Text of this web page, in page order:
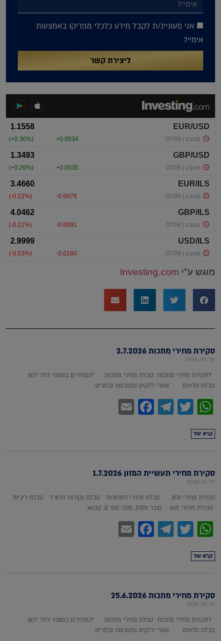
אני מעוניינ/ת לקבל מידע כלכלי מפריקו באמצעות
אימייל
ליצירת קשר
מוגש ע"י Investing.com
סקירת מחירי מתכות 2.7.2026
יולי 20, 2026
לסקירת מחירי מתכות טבלת מחירי מתכות *המחירים במונחי דולר לטון
טבלת מלאים שערי דלקים ומטבעות נבחרים
WhatsApp
Twitter
Telegram
Facebook
קרא עוד
סקירת מחירי תעשיית המזון 1.7.2026
יולי 13, 2026
סקירת מחירי מזון טבלת מחירי הסחורות טבלת נקודות פרוורד טבלת ריביות
סקירת מחירי מזון סוכר מס'5, סוכר מס' 11, קקאו,
WhatsApp
Twitter
Telegram
Facebook
קרא עוד
סקירת מחירי מתכות 25.6.2026
יוני 28, 2026
לסקירת מחירי מתכות טבלת מחירי מתכות *המחירים במונחי דולר לטון
טבלת מלאים שערי דלקים ומטבעות נבחרים